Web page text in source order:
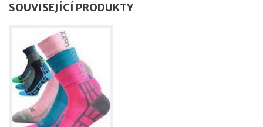
SOUVISEJÍCÍ PRODUKTY